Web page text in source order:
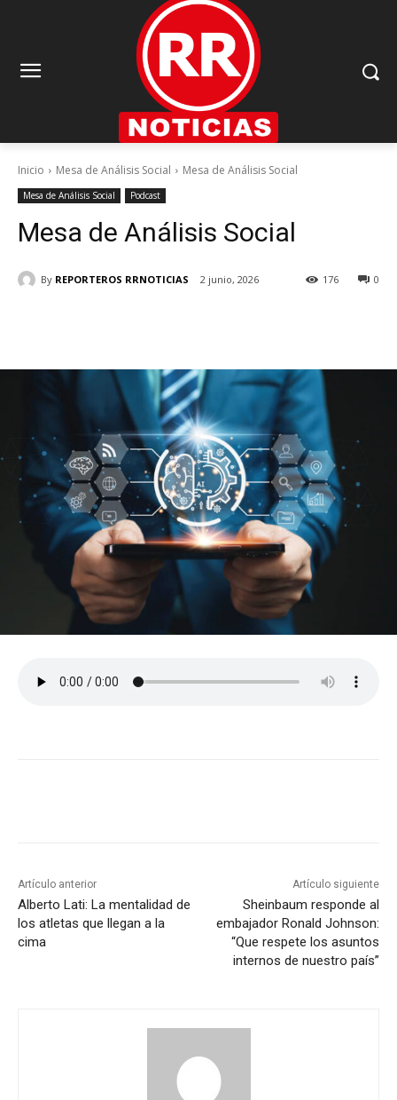
Inicio Mesa de Análisis Social Mesa de Análisis Social
Mesa de Análisis Social Podcast
Mesa de Análisis Social
By REPORTEROS RRNOTICIAS 2 junio, 2026 0
176
Artículo anterior
Alberto Lati: La mentalidad de
los atletas que llegan a la
cima
Artículo siguiente
Sheinbaum responde al
embajador Ronald Johnson:
“Que respete los asuntos
internos de nuestro país”